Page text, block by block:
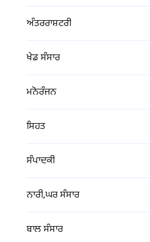
ਅੰਤਰਰਾਸ਼ਟਰੀ
ਖੇਡ ਸੰਸਾਰ
ਮਨੋਰੰਜਨ
ਸਿਹਤ
ਸੰਪਾਦਕੀ
ਨਾਰੀ,ਘਰ ਸੰਸਾਰ
ਬਾਲ ਸੰਸਾਰ